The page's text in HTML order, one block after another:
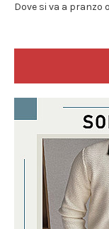
Dove si va a pranzo